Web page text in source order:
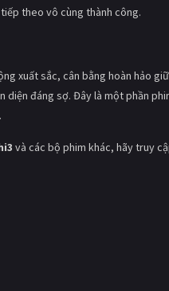
theo vô cùng thành công.
xuất sắc, cân bằng hoàn hảo
diện đáng sợ. Đây là một phần
và các bộ phim khác, hãy truy